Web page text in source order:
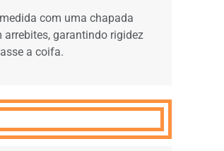
com uma chapada
garantindo rigidez
a coifa.